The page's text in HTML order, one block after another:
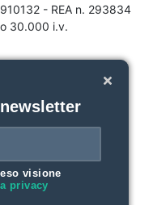
- REA n. 293834
30.000 i.v.
visione
privacy